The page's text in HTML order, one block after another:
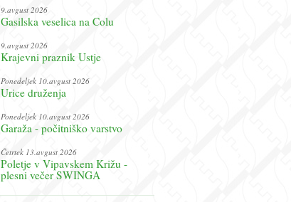
9.avgust 2026
Gasilska veselica na Colu
9.avgust 2026
Krajevni praznik Ustje
Ponedeljek 10.avgust 2026
Urice druženja
Ponedeljek 10.avgust 2026
Garaža - počitniško varstvo
Četrtek 13.avgust 2026
Poletje v Vipavskem Križu -
plesni večer SWINGA